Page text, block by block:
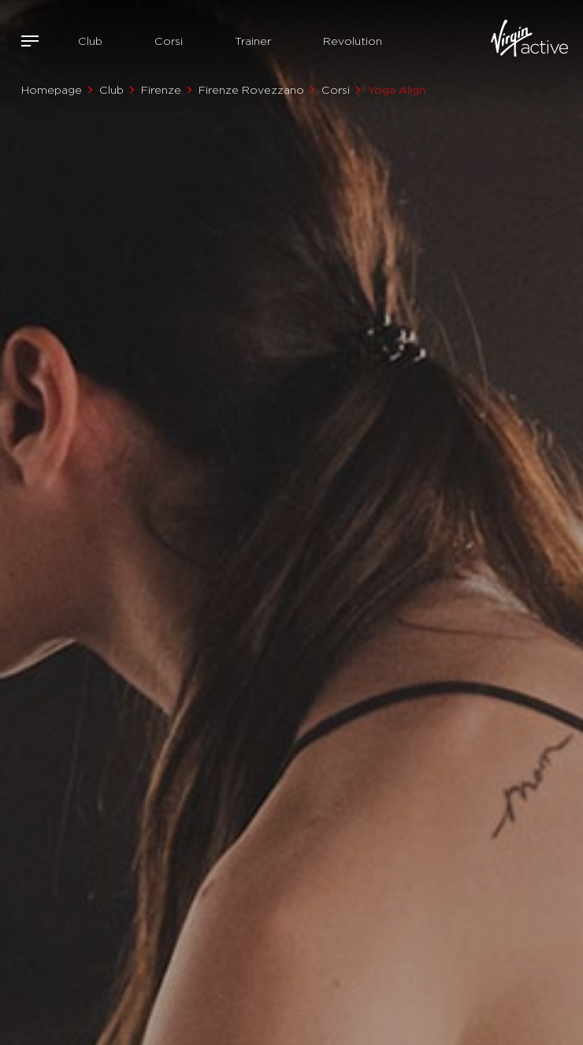
Club Corsi Trainer Revolution
Homepage Club Firenze Firenze Rovezzano Corsi Yoga Align